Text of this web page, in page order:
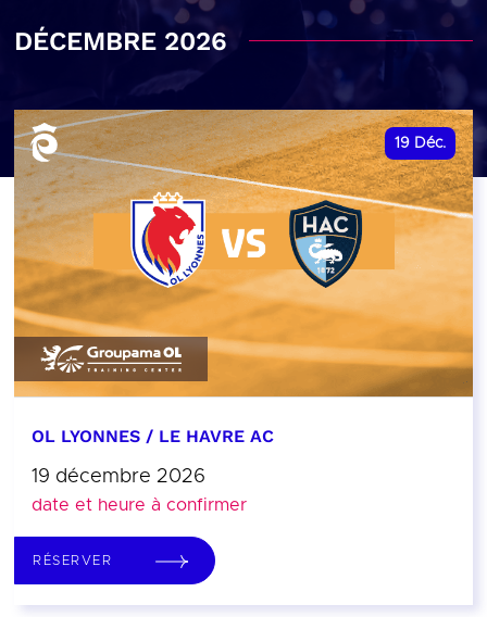
DÉCEMBRE 2026
19 Déc.
OL LYONNES / LE HAVRE AC
19 décembre 2026
date et heure à confirmer
RÉSERVER